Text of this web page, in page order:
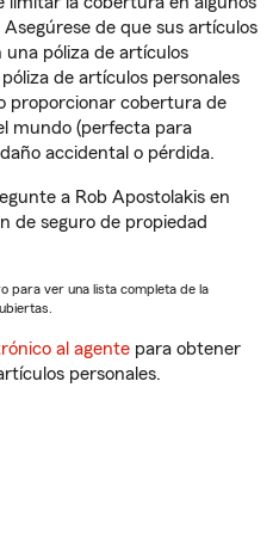
de que sus artículos
póliza de artículos
de artículos personales
proporcionar cobertura de
mundo (perfecta para
accidental o pérdida.
a Rob Apostolakis en
de seguro de propiedad
para ver una lista completa de la
al agente para obtener
personales.